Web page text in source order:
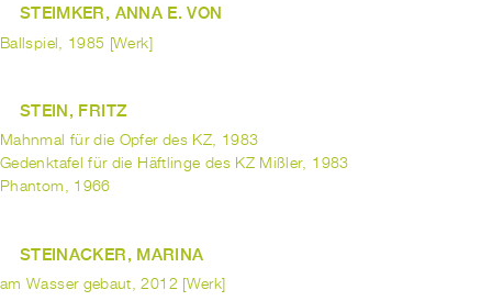
STEIMKER, ANNA E. VON
Ballspiel, 1985 [Werk]
STEIN, FRITZ
Mahnmal für die Opfer des KZ, 1983
Gedenktafel für die Häftlinge des KZ Mißler, 1983
Phantom, 1966
STEINACKER, MARINA
am Wasser gebaut, 2012 [Werk]